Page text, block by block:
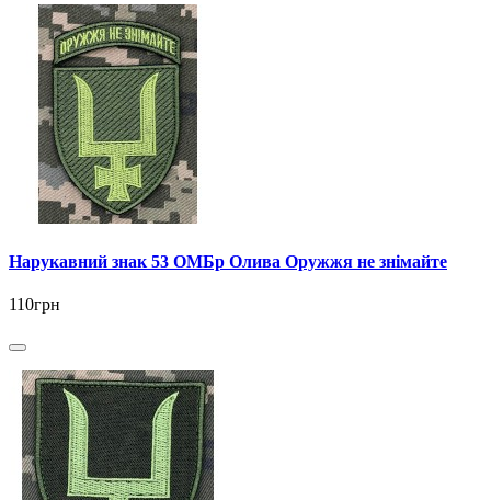
Нарукавний знак 53 ОМБр Олива Оружжя не знімайте
110грн